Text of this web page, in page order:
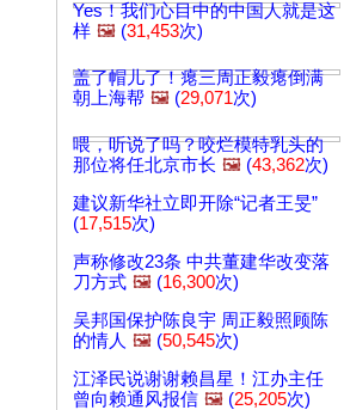
Yes！我们心目中的中国人就是这
样 🖼️ (31,453次)
盖了帽儿了！瘪三周正毅瘪倒满
朝上海帮 🖼️ (29,071次)
喂，听说了吗？咬烂模特乳头的
那位将任北京市长 🖼️ (43,362次)
建议新华社立即开除“记者王旻”
(17,515次)
声称修改23条 中共董建华改变落
刀方式 🖼️ (16,300次)
吴邦国保护陈良宇 周正毅照顾陈
的情人 🖼️ (50,545次)
江泽民说谢谢赖昌星！江办主任
曾向赖通风报信 🖼️ (25,205次)